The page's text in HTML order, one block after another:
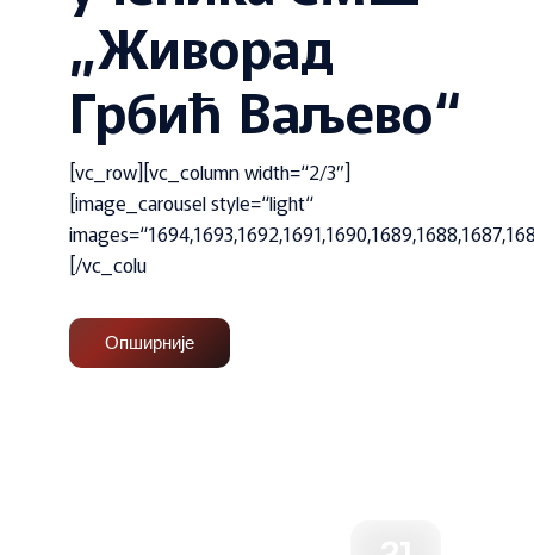
„Живорад
Грбић Ваљево“
[vc_row][vc_column width=“2/3″]
[image_carousel style=“light“
[/vc_colu
Опширније